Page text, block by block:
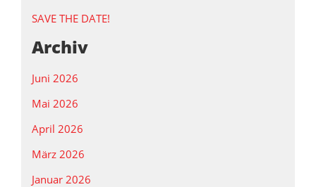
SAVE THE DATE!
Archiv
Juni 2026
Mai 2026
April 2026
März 2026
Januar 2026